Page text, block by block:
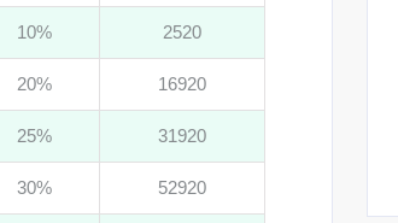
10% 2520
20% 16920
25% 31920
30% 52920